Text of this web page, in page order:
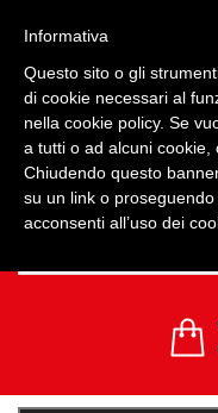
Informativa
Questo sito o gli
di cookie necessari al
nella cookie policy. Se
a tutti o ad alcuni cookie,
Chiudendo questo
su un link o
acconsenti all’uso dei